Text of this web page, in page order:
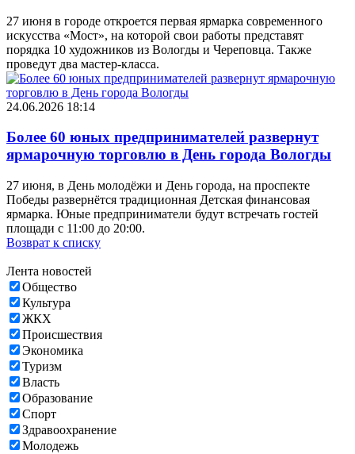
27 июня в городе откроется первая ярмарка современного
искусства «Мост», на которой свои работы представят
порядка 10 художников из Вологды и Череповца. Также
проведут два мастер-класса.
24.06.2026 18:14
Более 60 юных предпринимателей развернут
ярмарочную торговлю в День города Вологды
27 июня, в День молодёжи и День города, на проспекте
Победы развернётся традиционная Детская финансовая
ярмарка. Юные предприниматели будут встречать гостей
площади с 11:00 до 20:00.
Возврат к списку
Лента новостей
Общество
Культура
ЖКХ
Происшествия
Экономика
Туризм
Власть
Образование
Спорт
Здравоохранение
Молодежь